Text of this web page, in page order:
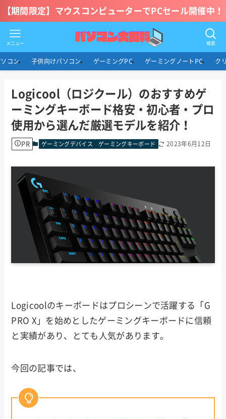
【期間限定】マウスコンピューターでPCセール開催中！
検索
メニュー
コン 子供向けパソコン ゲーミングPC ゲーミングノートPC ク
Logicool（ロジクール）のおすすめゲ
ーミングキーボード格安・初心者・プロ
使用から選んだ厳選モデルを紹介！
PR ゲーミングデバイス ゲーミングキーボード 2023年6月12日
Logicoolのキーボードはプロシーンで活躍する「G
PRO X」を始めとしたゲーミングキーボードに信頼
と実績があり、とても人気があります。
今回の記事では、